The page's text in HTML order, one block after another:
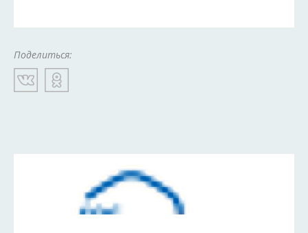
Поделиться: